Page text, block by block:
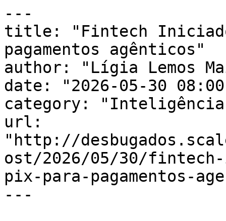
---
title: "Fintech
pagamentos agênticos"
author: "Lígia Lemos
date: "2026-05-30
category:
url:
"http://
ost/2026/05/30/
pix-para-pagamentos-
---